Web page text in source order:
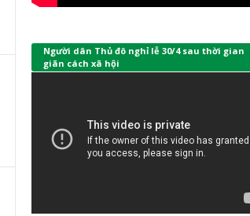
Người dân Thủ đô nghỉ lễ 30/4 sau thời gian
giãn cách xã hội